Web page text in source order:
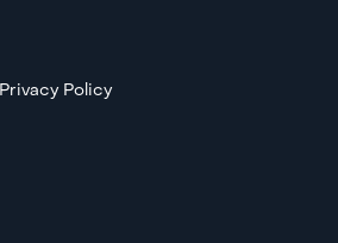
Privacy Policy